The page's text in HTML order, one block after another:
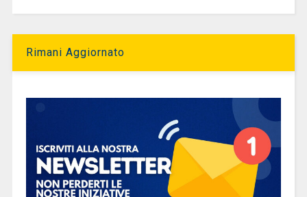
Rimani Aggiornato